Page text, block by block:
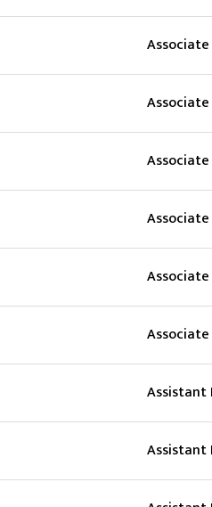
Assistant
Assistant